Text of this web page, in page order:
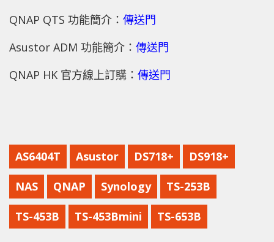
QNAP QTS 功能簡介： 傳送門
Asustor ADM 功能簡介： 傳送門
QNAP HK 官方線上訂購： 傳送門
AS6404T Asustor DS718+ DS918+
NAS QNAP Synology TS-253B
TS-453B TS-453Bmini TS-653B